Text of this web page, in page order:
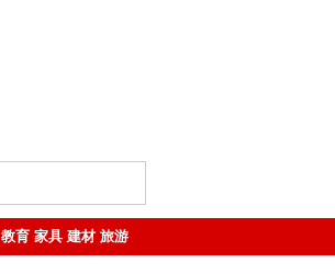
教育 家具 建材 旅游